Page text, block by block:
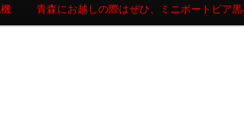
青森にお越しの際はぜひ、ミニボートピア